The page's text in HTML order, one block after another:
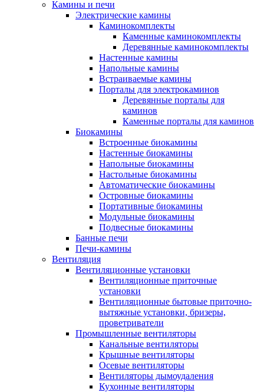
Камины и печи
Электрические камины
Каминокомплекты
Каменные каминокомплекты
Деревянные каминокомплекты
Настенные камины
Напольные камины
Встраиваемые камины
Порталы для электрокаминов
Деревянные порталы для
каминов
Каменные порталы для каминов
Биокамины
Встроенные биокамины
Настенные биокамины
Напольные биокамины
Настольные биокамины
Автоматические биокамины
Островные биокамины
Портативные биокамины
Модульные биокамины
Подвесные биокамины
Банные печи
Печи-камины
Вентиляция
Вентиляционные установки
Вентиляционные приточные
установки
Вентиляционные бытовые приточно-
вытяжные установки, бризеры,
проветриватели
Промышленные вентиляторы
Канальные вентиляторы
Крышные вентиляторы
Осевые вентиляторы
Вентиляторы дымоудаления
Кухонные вентиляторы